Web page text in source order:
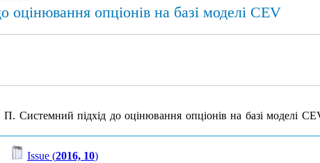
оцінювання опціонів на базі моделі CEV
Системний підхід до оцінювання опціонів на базі моделі
Issue (2016, 10)